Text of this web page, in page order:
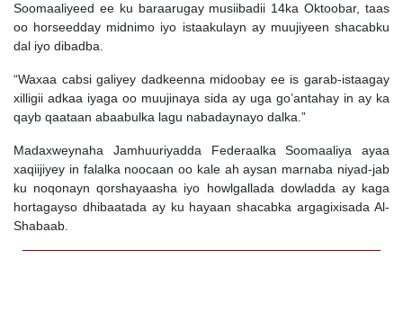
Soomaaliyeed ee ku baraarugay musiibadii 14ka Oktoobar, taas
oo horseedday midnimo iyo istaakulayn ay muujiyeen shacabku
dal iyo dibadba.
“Waxaa cabsi galiyey dadkeenna midoobay ee is garab-istaagay
xilligii adkaa iyaga oo muujinaya sida ay uga go’antahay in ay ka
qayb qaataan abaabulka lagu nabadaynayo dalka.”
Madaxweynaha Jamhuuriyadda Federaalka Soomaaliya ayaa
xaqiijiyey in falalka noocaan oo kale ah aysan marnaba niyad-jab
ku noqonayn qorshayaasha iyo howlgallada dowladda ay kaga
hortagayso dhibaatada ay ku hayaan shacabka argagixisada Al-
Shabaab.